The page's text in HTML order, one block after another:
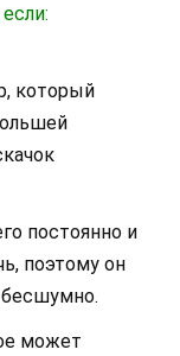
который
постоянно и
поэтому он
может